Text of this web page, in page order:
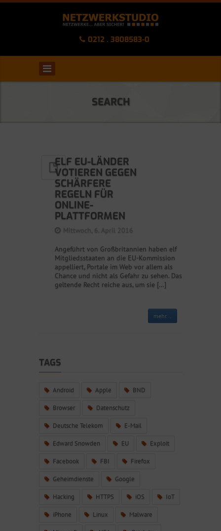
0212 . 3808583-0
SEARCH
ELF EU-LÄNDER
VOTIEREN GEGEN
SCHÄRFERE
REGELN FÜR
ONLINE-
PLATTFORMEN
Mittwoch, 6. April 2016
Angeführt von Großbritannien haben elf
Mitgliedsstaaten an die EU-Kommission
appelliert, Portale im Web vor allem als
Chance und nicht als Gefahr zu sehen. Das
geltende Recht reiche aus, um sie […]
mehr...
TAGS
Android Apple BND
Browser Datenschutz
Deutsche Telekom E-Mail
Edward Snowden EU Exploit
Facebook FBI Firefox
Geheimdienste Google
Hacking HTTPS iOS IoT
iPhone Linux Malware